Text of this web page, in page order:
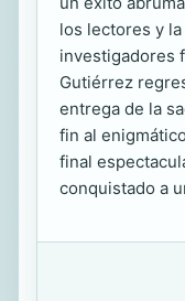
los lectores y
investigadores
Gutiérrez
entrega de la
fin al
final
conquistado a